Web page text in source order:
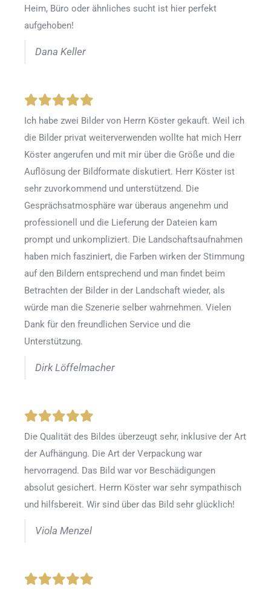
Heim, Büro oder ähnliches sucht ist hier perfekt
aufgehoben!
Dana Keller
Ich habe zwei Bilder von Herrn Köster gekauft. Weil ich
die Bilder privat weiterverwenden wollte hat mich Herr
Köster angerufen und mit mir über die Größe und die
Auflösung der Bildformate diskutiert. Herr Köster ist
sehr zuvorkommend und unterstützend. Die
Gesprächsatmosphäre war überaus angenehm und
professionell und die Lieferung der Dateien kam
prompt und unkompliziert. Die Landschaftsaufnahmen
haben mich fasziniert, die Farben wirken der Stimmung
auf den Bildern entsprechend und man findet beim
Betrachten der Bilder in der Landschaft wieder, als
würde man die Szenerie selber wahrnehmen. Vielen
Dank für den freundlichen Service und die
Unterstützung.
Dirk Löffelmacher
Die Qualität des Bildes überzeugt sehr, inklusive der Art
der Aufhängung. Die Art der Verpackung war
hervorragend. Das Bild war vor Beschädigungen
absolut gesichert. Herrn Köster war sehr sympathisch
und hilfsbereit. Wir sind über das Bild sehr glücklich!
Viola Menzel